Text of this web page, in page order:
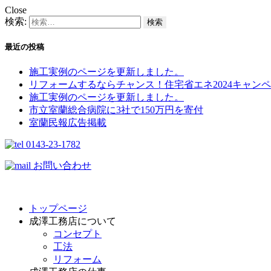
Close
検索:
最近の投稿
施工実例のページを更新しました。
リフォームするならチャンス！住宅省エネ2024キャン
施工実例のページを更新しました。
市立室蘭総合病院に3社で150万円を寄付
室蘭民報広告掲載
0143-23-1782
お問い合わせ
トップページ
成澤工務店について
コンセプト
工法
リフォーム